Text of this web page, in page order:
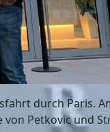
durch Paris.
von Petkovic und